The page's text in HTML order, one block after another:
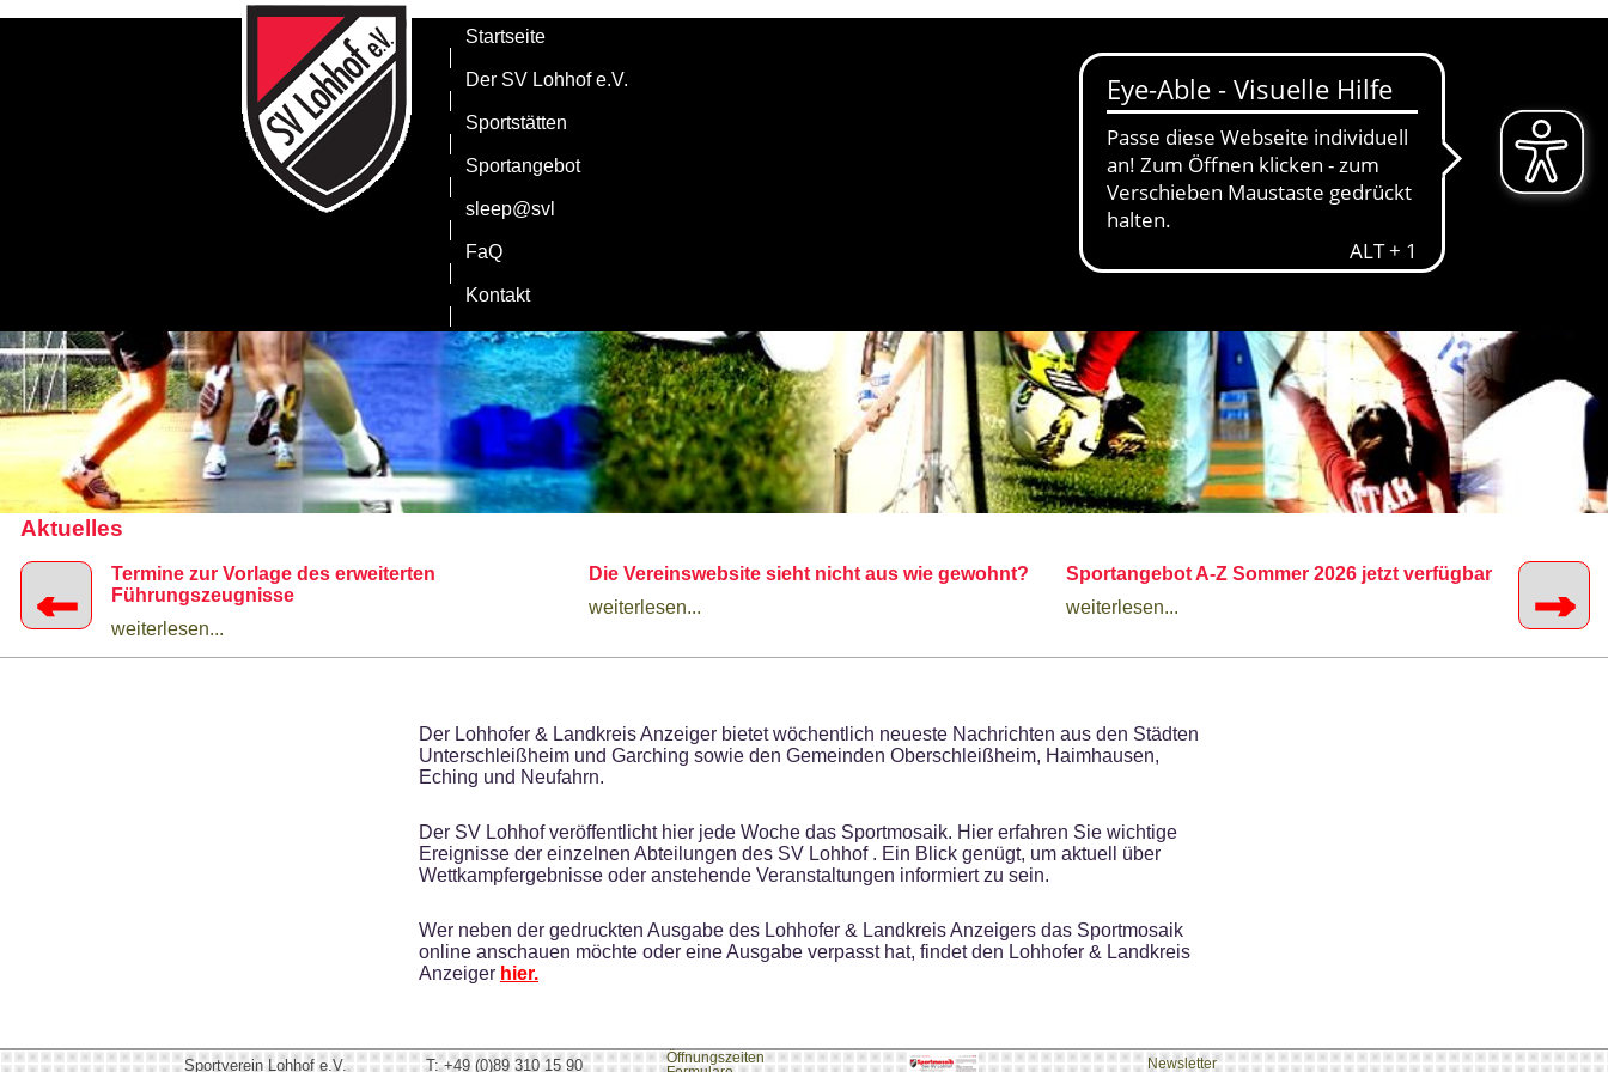
Aktuelles
Termine zur Vorlage des erweiterten
Führungszeugnisse
weiterlesen...
Die Vereinswebsite sieht nicht aus wie gewohnt?
weiterlesen...
Sportangebot A-Z Sommer 2026 jetzt verfügbar
weiterlesen...
← →
Der Lohhofer & Landkreis Anzeiger bietet wöchentlich neueste Nachrichten aus den Städten
Unterschleißheim und Garching sowie den Gemeinden Oberschleißheim, Haimhausen,
Eching und Neufahrn.
Der SV Lohhof veröffentlicht hier jede Woche das Sportmosaik. Hier erfahren Sie wichtige
Ereignisse der einzelnen Abteilungen des SV Lohhof . Ein Blick genügt, um aktuell über
Wettkampfergebnisse oder anstehende Veranstaltungen informiert zu sein.
Wer neben der gedruckten Ausgabe des Lohhofer & Landkreis Anzeigers das Sportmosaik
online anschauen möchte oder eine Ausgabe verpasst hat, findet den Lohhofer & Landkreis
Anzeiger hier.
Sportverein Lohhof e.V. T: +49 (0)89 310 15 90
Öffnungszeiten
Newsletter
Startseite
Der SV Lohhof e.V.
Sportstätten
Sportangebot
sleep@svl
FaQ
Kontakt